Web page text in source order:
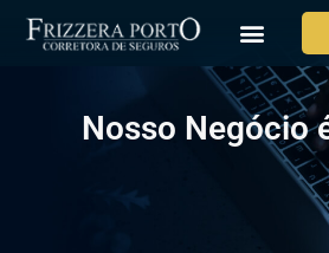
Nosso Negócio